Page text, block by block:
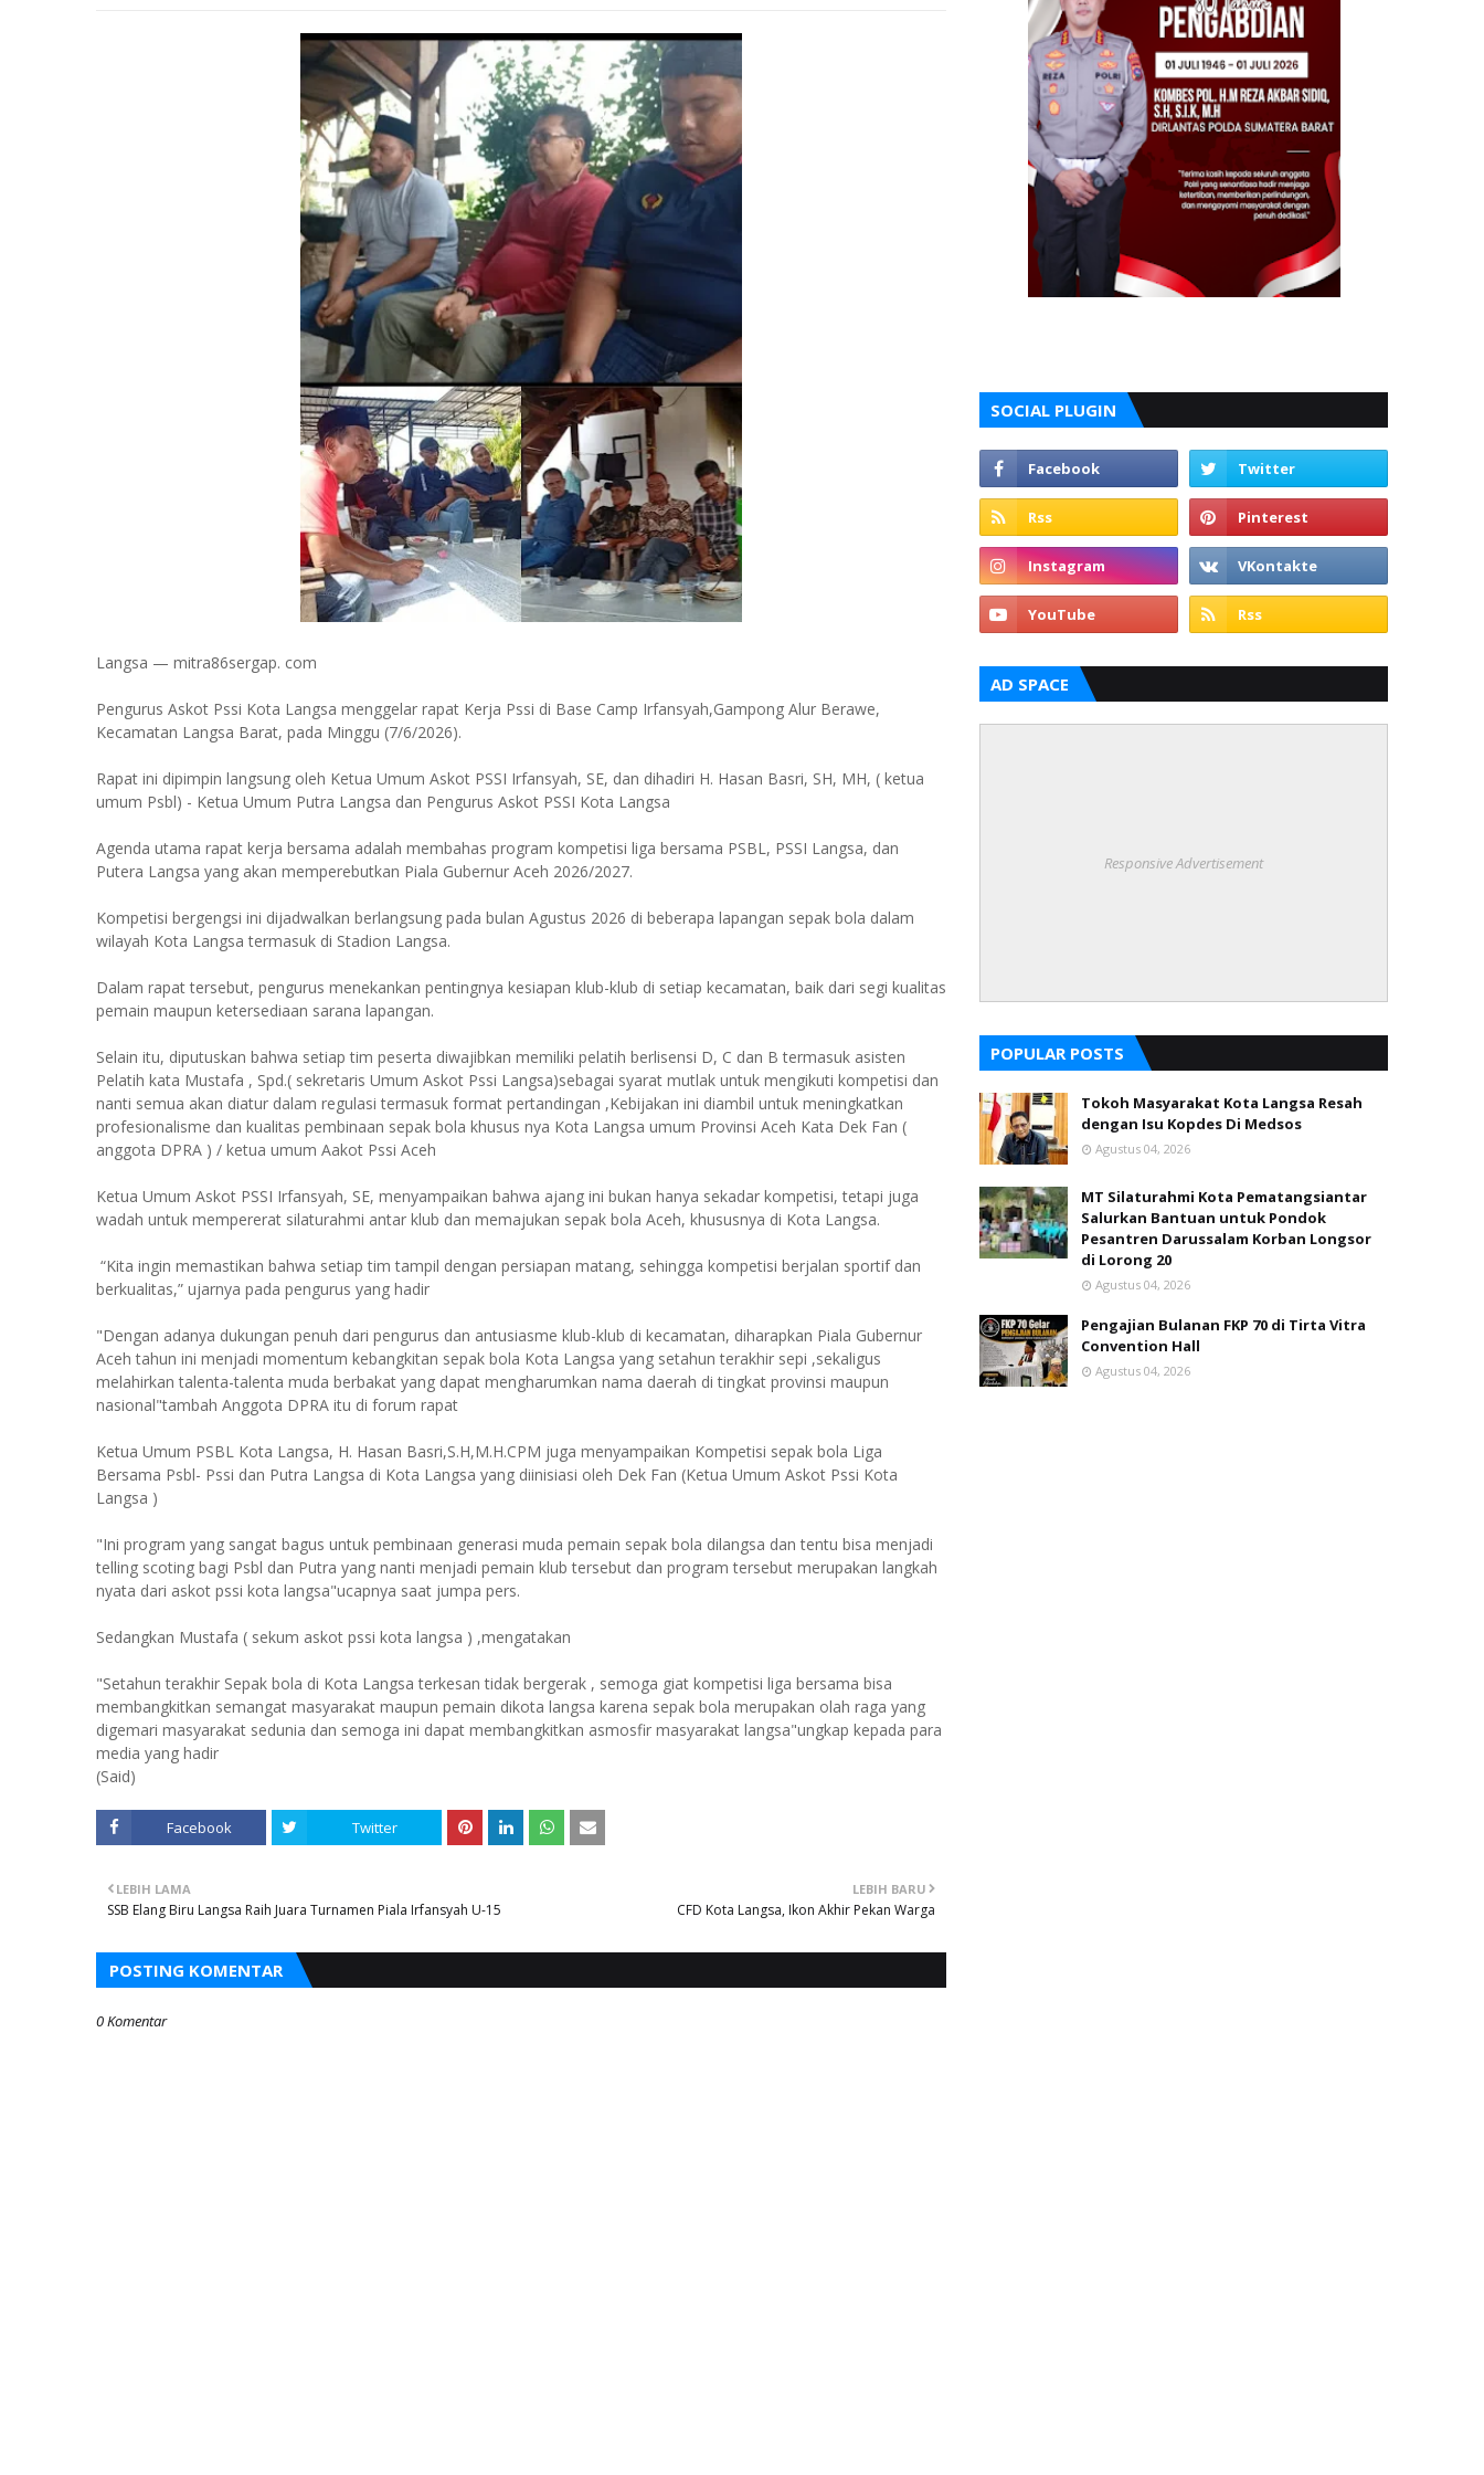
Langsa — mitra86sergap. com
Pengurus Askot Pssi Kota Langsa menggelar rapat Kerja Pssi di Base Camp Irfansyah,Gampong Alur Berawe,
Kecamatan Langsa Barat, pada Minggu (7/6/2026).
Rapat ini dipimpin langsung oleh Ketua Umum Askot PSSI Irfansyah, SE, dan dihadiri H. Hasan Basri, SH, MH, ( ketua
umum Psbl) - Ketua Umum Putra Langsa dan Pengurus Askot PSSI Kota Langsa
Agenda utama rapat kerja bersama adalah membahas program kompetisi liga bersama PSBL, PSSI Langsa, dan
Putera Langsa yang akan memperebutkan Piala Gubernur Aceh 2026/2027.
Kompetisi bergengsi ini dijadwalkan berlangsung pada bulan Agustus 2026 di beberapa lapangan sepak bola dalam
wilayah Kota Langsa termasuk di Stadion Langsa.
Dalam rapat tersebut, pengurus menekankan pentingnya kesiapan klub-klub di setiap kecamatan, baik dari segi kualitas
pemain maupun ketersediaan sarana lapangan.
Selain itu, diputuskan bahwa setiap tim peserta diwajibkan memiliki pelatih berlisensi D, C dan B termasuk asisten
Pelatih kata Mustafa , Spd.( sekretaris Umum Askot Pssi Langsa)sebagai syarat mutlak untuk mengikuti kompetisi dan
nanti semua akan diatur dalam regulasi termasuk format pertandingan ,Kebijakan ini diambil untuk meningkatkan
profesionalisme dan kualitas pembinaan sepak bola khusus nya Kota Langsa umum Provinsi Aceh Kata Dek Fan (
anggota DPRA ) / ketua umum Aakot Pssi Aceh
Ketua Umum Askot PSSI Irfansyah, SE, menyampaikan bahwa ajang ini bukan hanya sekadar kompetisi, tetapi juga
wadah untuk mempererat silaturahmi antar klub dan memajukan sepak bola Aceh, khususnya di Kota Langsa.
“Kita ingin memastikan bahwa setiap tim tampil dengan persiapan matang, sehingga kompetisi berjalan sportif dan
berkualitas,” ujarnya pada pengurus yang hadir
"Dengan adanya dukungan penuh dari pengurus dan antusiasme klub-klub di kecamatan, diharapkan Piala Gubernur
Aceh tahun ini menjadi momentum kebangkitan sepak bola Kota Langsa yang setahun terakhir sepi ,sekaligus
melahirkan talenta-talenta muda berbakat yang dapat mengharumkan nama daerah di tingkat provinsi maupun
nasional"tambah Anggota DPRA itu di forum rapat
Ketua Umum PSBL Kota Langsa, H. Hasan Basri,S.H,M.H.CPM juga menyampaikan Kompetisi sepak bola Liga
Bersama Psbl- Pssi dan Putra Langsa di Kota Langsa yang diinisiasi oleh Dek Fan (Ketua Umum Askot Pssi Kota
Langsa )
"Ini program yang sangat bagus untuk pembinaan generasi muda pemain sepak bola dilangsa dan tentu bisa menjadi
telling scoting bagi Psbl dan Putra yang nanti menjadi pemain klub tersebut dan program tersebut merupakan langkah
nyata dari askot pssi kota langsa"ucapnya saat jumpa pers.
Sedangkan Mustafa ( sekum askot pssi kota langsa ) ,mengatakan
"Setahun terakhir Sepak bola di Kota Langsa terkesan tidak bergerak , semoga giat kompetisi liga bersama bisa
membangkitkan semangat masyarakat maupun pemain dikota langsa karena sepak bola merupakan olah raga yang
digemari masyarakat sedunia dan semoga ini dapat membangkitkan asmosfir masyarakat langsa"ungkap kepada para
media yang hadir
(Said)
Facebook Twitter
LEBIH BARU
CFD Kota Langsa, Ikon Akhir Pekan Warga
LEBIH LAMA
SSB Elang Biru Langsa Raih Juara Turnamen Piala Irfansyah U-15
POSTING KOMENTAR
0 Komentar
SOCIAL PLUGIN
AD SPACE
Responsive Advertisement
POPULAR POSTS
Tokoh Masyarakat Kota Langsa Resah
dengan Isu Kopdes Di Medsos
Agustus 04, 2026
MT Silaturahmi Kota Pematangsiantar
Salurkan Bantuan untuk Pondok
Pesantren Darussalam Korban Longsor
di Lorong 20
Agustus 04, 2026
Pengajian Bulanan FKP 70 di Tirta Vitra
Convention Hall
Agustus 04, 2026